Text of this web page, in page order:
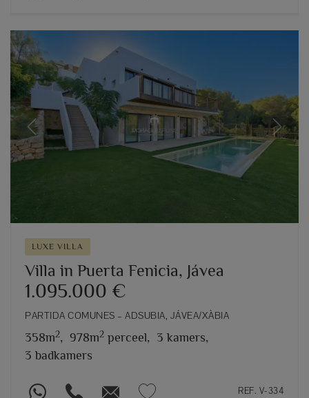
Previous Next
LUXE VILLA
Villa in Puerta Fenicia, Jávea
1.095.000 €
PARTIDA COMUNES – ADSUBIA, JÁVEA/XÀBIA
358m2, 978m2 perceel, 3 kamers,
3 badkamers
REF. V-334